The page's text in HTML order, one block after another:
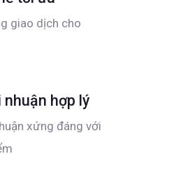
giao dịch cho
nhuận hợp lý
xứng đáng với